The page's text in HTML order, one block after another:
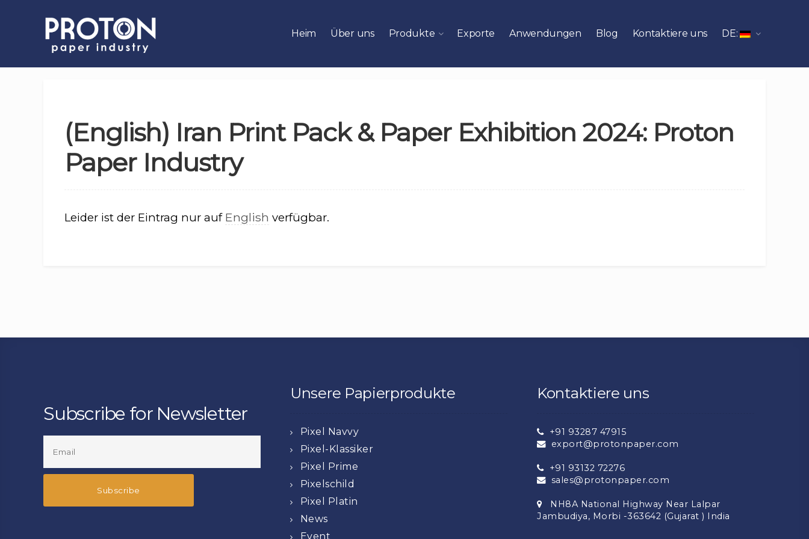
Heim Über uns Produkte Exporte Anwendungen Blog Kontaktiere uns DE:
(English) Iran Print Pack & Paper Exhibition 2024: Proton
Paper Industry
Leider ist der Eintrag nur auf English verfügbar.
Subscribe for Newsletter
Unsere Papierprodukte
Pixel Navvy
Pixel-Klassiker
Pixel Prime
Pixelschild
Pixel Platin
News
Event
Kontaktiere uns
+91 93287 47915
export@protonpaper.com
+91 93132 72276
sales@protonpaper.com
NH8A National Highway Near Lalpar
Jambudiya, Morbi -363642 (Gujarat ) India